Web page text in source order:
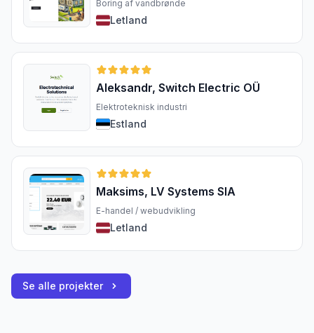
Boring af vandbrønde
Letland
Aleksandr, Switch Electric OÜ
Elektroteknisk industri
Estland
Maksims, LV Systems SIA
E-handel / webudvikling
Letland
Se alle projekter